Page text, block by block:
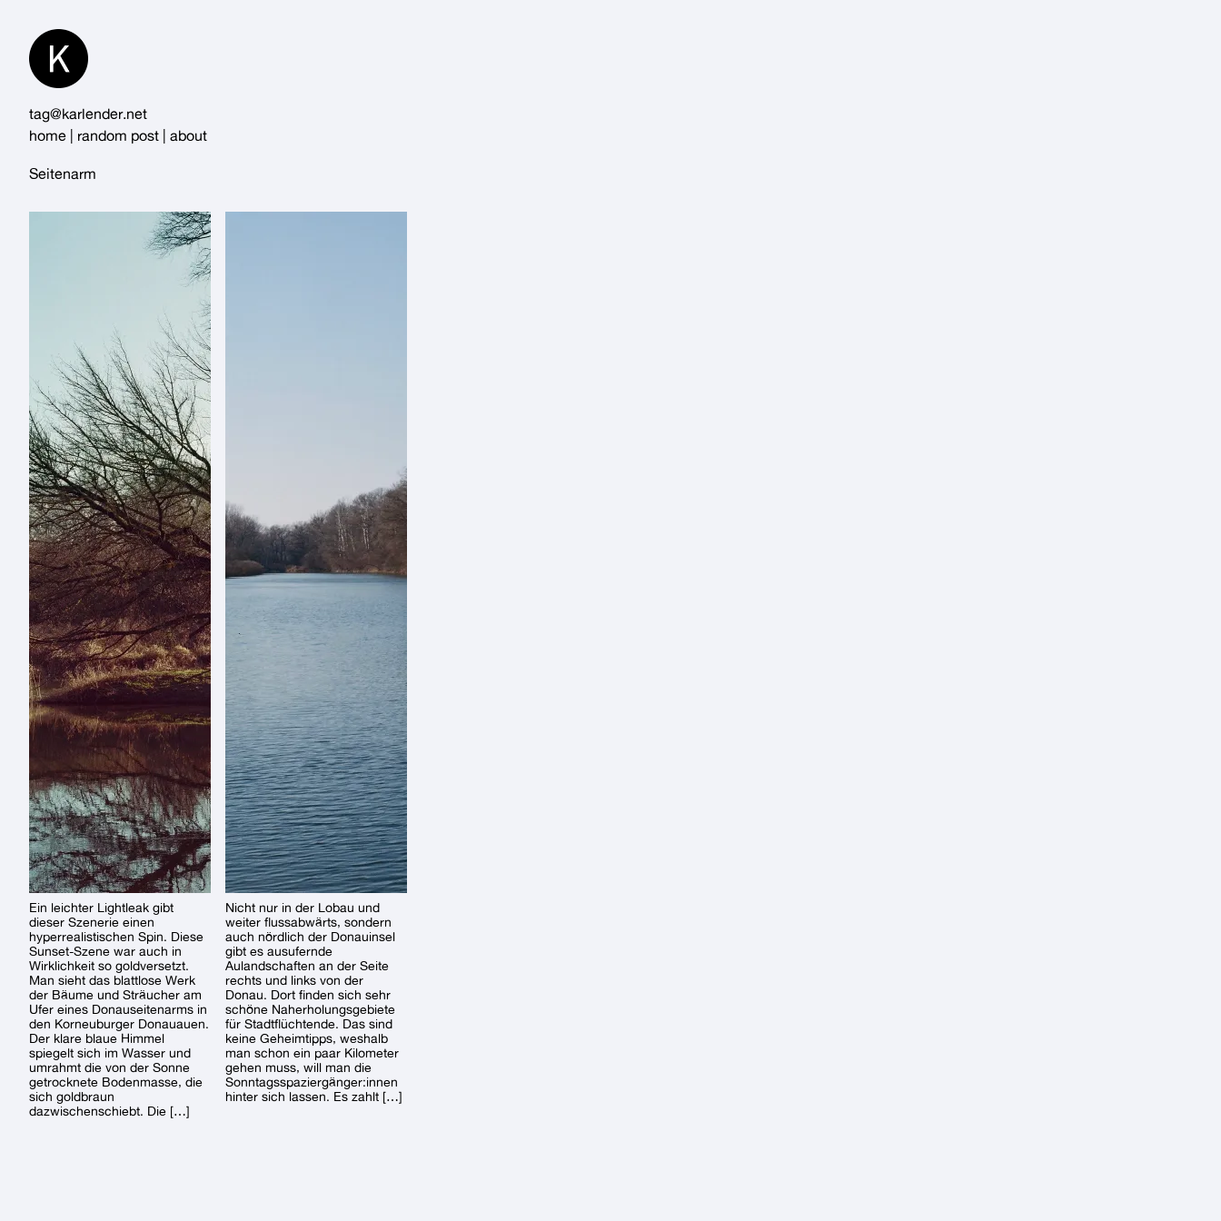
Content
tag@karlender.net
home
random post about
Seitenarm
Ein leichter Lightleak gibt
dieser Szenerie einen
hyperrealistischen Spin. Diese
Sunset-Szene war auch in
Wirklichkeit so goldversetzt.
Man sieht das blattlose Werk
der Bäume und Sträucher am
Ufer eines Donauseitenarms in
den Korneuburger Donauauen.
Der klare blaue Himmel
spiegelt sich im Wasser und
umrahmt die von der Sonne
getrocknete Bodenmasse, die
sich goldbraun
dazwischenschiebt. Die […]
Nicht nur in der Lobau und
weiter flussabwärts, sondern
auch nördlich der Donauinsel
gibt es ausufernde
Aulandschaften an der Seite
rechts und links von der
Donau. Dort finden sich sehr
schöne Naherholungsgebiete
für Stadtflüchtende. Das sind
keine Geheimtipps, weshalb
man schon ein paar Kilometer
gehen muss, will man die
Sonntagsspaziergänger:innen
hinter sich lassen. Es zahlt […]